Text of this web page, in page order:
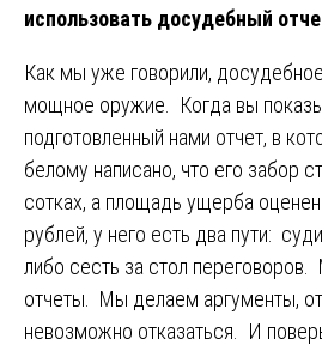
использовать досудебный
Как мы уже говорили,
мощное оружие. Когда вы
подготовленный нами отчет, в
белому написано, что его забор
сотках, а площадь ущерба
рублей, у него есть два пути:
либо сесть за стол
отчеты. Мы делаем аргументы,
невозможно отказаться. И